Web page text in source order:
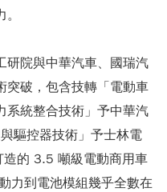
研院與中華汽車、國瑞汽
突破，包含技轉「電動車
系統整合技術」予中華汽
驅控器技術」予士林電
的 3.5 噸級電動商用車
力到電池模組幾乎全數在